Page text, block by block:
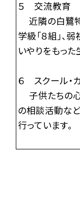
５ 交流教育
近隣の白鷺
学級「８組」、
いやりをもった
６ スクール・
子供たちの
の相談活動な
行っています。